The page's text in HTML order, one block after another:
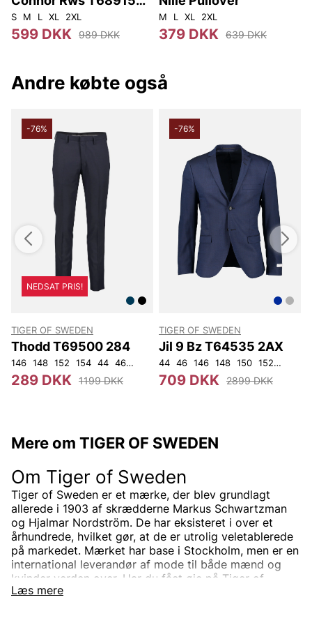
113
S M L XL 2XL
599 DKK 989 DKK
M L XL 2XL
379 DKK 639 DKK
Andre købte også
-76%
NEDSAT PRIS!
TIGER OF SWEDEN
Thodd T69500 284
146 148 152 154 44 46 48 50 52 54 56 92 104
289 DKK 1199 DKK
-76%
TIGER OF SWEDEN
Jil 9 Bz T64535 2AX
44 46 146 148 150 152 92
709 DKK 2899 DKK
Mere om TIGER OF SWEDEN
Læs mere
Om Tiger of Sweden
Tiger of Sweden er et mærke, der blev grundlagt
allerede i 1903 af skrædderne Markus Schwartzman
og Hjalmar Nordström. De har eksisteret i over et
århundrede, hvilket gør, at de er utrolig veletablerede
på markedet. Mærket har base i Stockholm, men er en
international leverandør af mode til både mænd og
kvinder verden over. Har du fået øje på Tiger of
Swedens sortiment endnu? Vi tilbyder Tiger of